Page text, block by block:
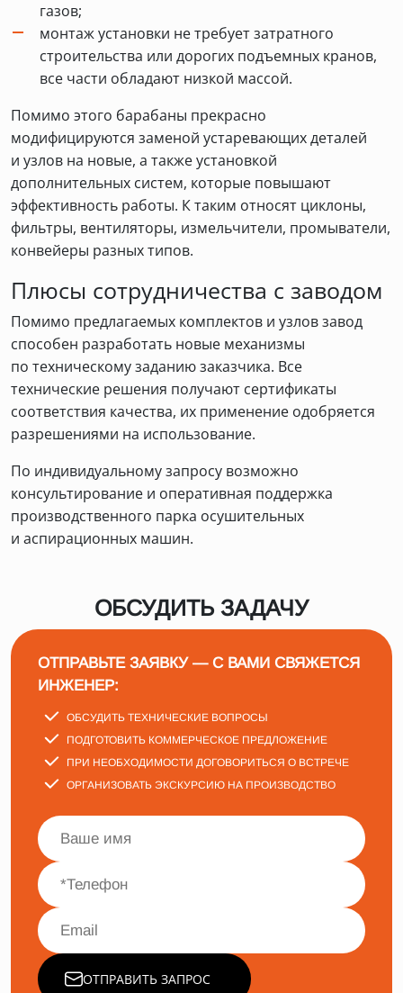
газов;
монтаж установки не требует затратного
строительства или дорогих подъемных кранов,
все части обладают низкой массой.
Помимо этого барабаны прекрасно
модифицируются заменой устаревающих деталей
и узлов на новые, а также установкой
дополнительных систем, которые повышают
эффективность работы. К таким относят циклоны,
фильтры, вентиляторы, измельчители, промыватели,
конвейеры разных типов.
Плюсы сотрудничества с заводом
Помимо предлагаемых комплектов и узлов завод
способен разработать новые механизмы
по техническому заданию заказчика. Все
технические решения получают сертификаты
соответствия качества, их применение одобряется
разрешениями на использование.
По индивидуальному запросу возможно
консультирование и оперативная поддержка
производственного парка осушительных
и аспирационных машин.
ОБСУДИТЬ ЗАДАЧУ
ОТПРАВЬТЕ ЗАЯВКУ — С ВАМИ СВЯЖЕТСЯ
ИНЖЕНЕР:
ОБСУДИТЬ ТЕХНИЧЕСКИЕ ВОПРОСЫ
ПОДГОТОВИТЬ КОММЕРЧЕСКОЕ ПРЕДЛОЖЕНИЕ
ПРИ НЕОБХОДИМОСТИ ДОГОВОРИТЬСЯ О ВСТРЕЧЕ
ОРГАНИЗОВАТЬ ЭКСКУРСИЮ НА ПРОИЗВОДСТВО
ОТПРАВИТЬ ЗАПРОС